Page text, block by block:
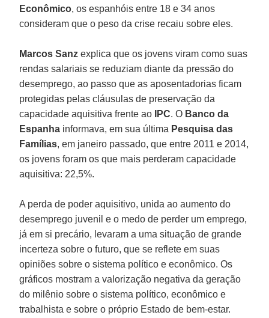
Econômico, os espanhóis entre 18 e 34 anos
consideram que o peso da crise recaiu sobre eles.
Marcos Sanz explica que os jovens viram como suas
rendas salariais se reduziam diante da pressão do
desemprego, ao passo que as aposentadorias ficam
protegidas pelas cláusulas de preservação da
capacidade aquisitiva frente ao
IPC. O Banco da
Espanha informava, em sua última Pesquisa das
Famílias, em janeiro passado, que entre 2011 e 2014,
os jovens foram os que mais perderam capacidade
aquisitiva: 22,5%.
A perda de poder aquisitivo, unida ao aumento do
desemprego juvenil e o medo de perder um emprego,
já em si precário, levaram a uma situação de grande
incerteza sobre o futuro, que se reflete em suas
opiniões sobre o sistema político e econômico. Os
gráficos mostram a valorização negativa da geração
do milênio sobre o sistema político, econômico e
trabalhista e sobre o próprio Estado de bem-estar.